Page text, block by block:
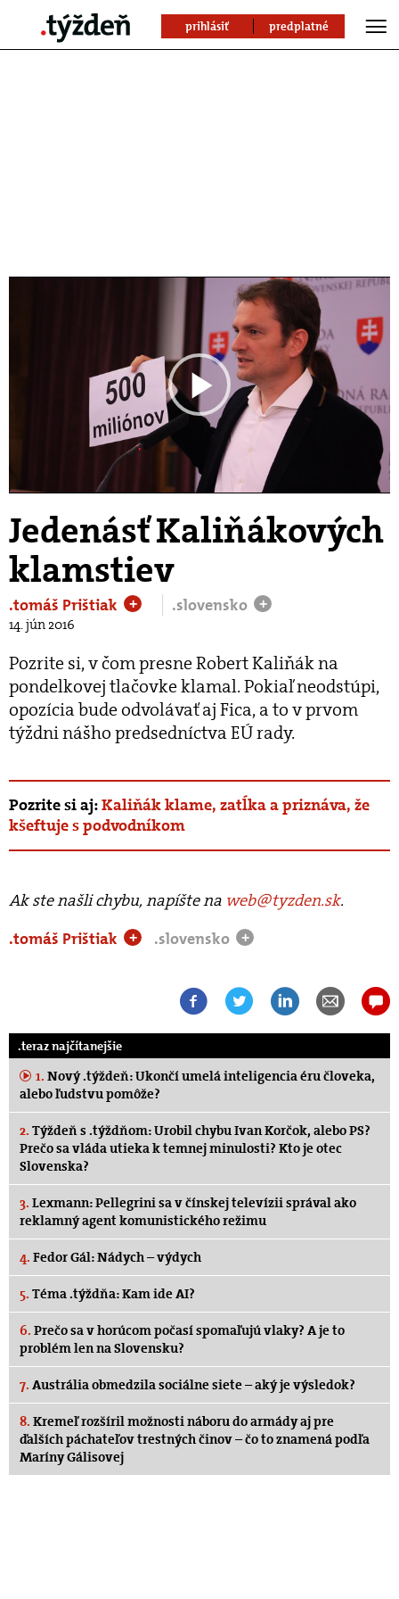
prihlásiť predplatné
Play
Video
Jedenásť Kaliňákových
klamstiev
.tomáš Prištiak + .slovensko +
14. jún 2016
Pozrite si, v čom presne Robert Kaliňák na
pondelkovej tlačovke klamal. Pokiaľ neodstúpi,
opozícia bude odvolávať aj Fica, a to v prvom
týždni nášho predsedníctva EÚ rady.
Pozrite si aj:Kaliňák klame, zatĺka a priznáva, že
kšeftuje s podvodníkom
Ak ste našli chybu, napíšte na web@tyzden.sk.
.tomáš Prištiak
+ .slovensko +
.teraz najčítanejšie
1. Nový .týždeň: Ukončí umelá inteligencia éru človeka,
alebo ľudstvu pomôže?
2. Týždeň s .týždňom: Urobil chybu Ivan Korčok, alebo PS?
Prečo sa vláda utieka k temnej minulosti? Kto je otec
Slovenska?
3. Lexmann: Pellegrini sa v čínskej televízii správal ako
reklamný agent komunistického režimu
4. Fedor Gál: Nádych – výdych
5. Téma .týždňa: Kam ide AI?
6. Prečo sa v horúcom počasí spomaľujú vlaky? A je to
problém len na Slovensku?
7. Austrália obmedzila sociálne siete – aký je výsledok?
8. Kremeľ rozšíril možnosti náboru do armády aj pre
ďalších páchateľov trestných činov – čo to znamená podľa
Maríny Gálisovej